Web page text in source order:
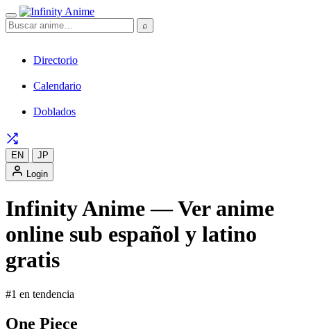
⌕
Directorio
Calendario
Doblados
EN
JP
Login
Infinity Anime — Ver anime
online sub español y latino
gratis
#1 en tendencia
One Piece